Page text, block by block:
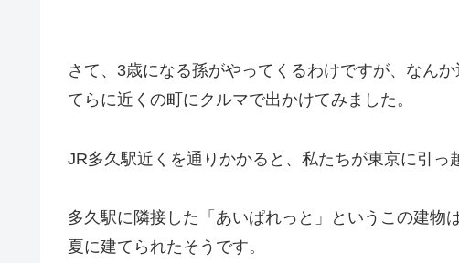
さて、3歳になる孫がやってくるわけですが、なん
てらに近くの町にクルマで出かけてみました。
JR多久駅近くを通りかかると、私たちが東京に引っ
多久駅に隣接した「あいぱれっと」というこの建物
夏に建てられたそうです。